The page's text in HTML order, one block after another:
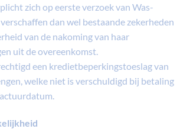
zich op eerste verzoek van Was-
dan wel bestaande zekerheden
van de nakoming van haar
uit de overeenkomst.
een kredietbeperkingstoeslag van
welke niet is verschuldigd bij betaling